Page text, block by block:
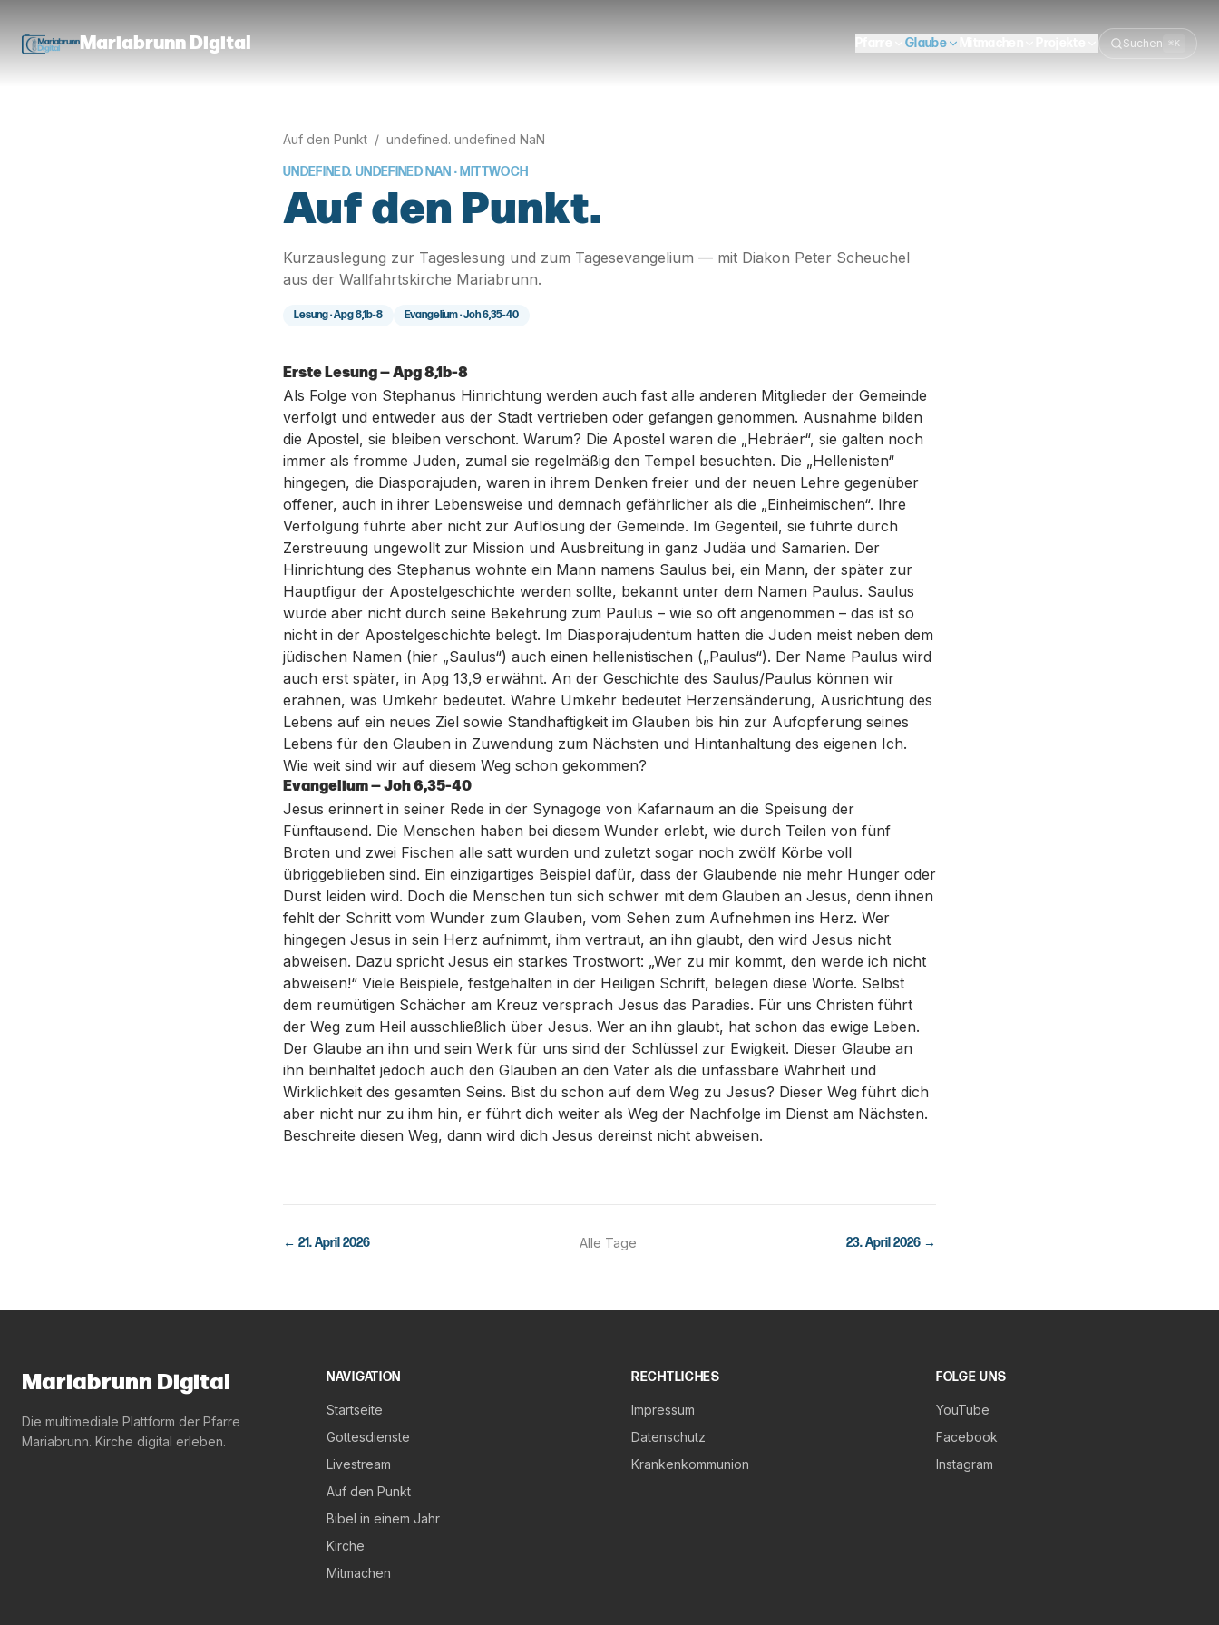
Mariabrunn Digital Glaube Suchen ⌘K
Auf den Punkt / undefined. undefined NaN
UNDEFINED. UNDEFINED NAN · MITTWOCH
Auf den Punkt.
Kurzauslegung zur Tageslesung und zum Tagesevangelium — mit Diakon Peter Scheuchel
aus der Wallfahrtskirche Mariabrunn.
Lesung ·Apg 8,1b-8 Evangelium ·Joh 6,35-40
Erste Lesung — Apg 8,1b-8
Als Folge von Stephanus Hinrichtung werden auch fast alle anderen Mitglieder der Gemeinde
verfolgt und entweder aus der Stadt vertrieben oder gefangen genommen. Ausnahme bilden
die Apostel, sie bleiben verschont. Warum? Die Apostel waren die „Hebräer“, sie galten noch
immer als fromme Juden, zumal sie regelmäßig den Tempel besuchten. Die „Hellenisten“
hingegen, die Diasporajuden, waren in ihrem Denken freier und der neuen Lehre gegenüber
offener, auch in ihrer Lebensweise und demnach gefährlicher als die „Einheimischen“. Ihre
Verfolgung führte aber nicht zur Auflösung der Gemeinde. Im Gegenteil, sie führte durch
Zerstreuung ungewollt zur Mission und Ausbreitung in ganz Judäa und Samarien. Der
Hinrichtung des Stephanus wohnte ein Mann namens Saulus bei, ein Mann, der später zur
Hauptfigur der Apostelgeschichte werden sollte, bekannt unter dem Namen Paulus. Saulus
wurde aber nicht durch seine Bekehrung zum Paulus – wie so oft angenommen – das ist so
nicht in der Apostelgeschichte belegt. Im Diasporajudentum hatten die Juden meist neben dem
jüdischen Namen (hier „Saulus“) auch einen hellenistischen („Paulus“). Der Name Paulus wird
auch erst später, in Apg 13,9 erwähnt. An der Geschichte des Saulus/Paulus können wir
erahnen, was Umkehr bedeutet. Wahre Umkehr bedeutet Herzensänderung, Ausrichtung des
Lebens auf ein neues Ziel sowie Standhaftigkeit im Glauben bis hin zur Aufopferung seines
Lebens für den Glauben in Zuwendung zum Nächsten und Hintanhaltung des eigenen Ich.
Wie weit sind wir auf diesem Weg schon gekommen?
Evangelium — Joh 6,35-40
Jesus erinnert in seiner Rede in der Synagoge von Kafarnaum an die Speisung der
Fünftausend. Die Menschen haben bei diesem Wunder erlebt, wie durch Teilen von fünf
Broten und zwei Fischen alle satt wurden und zuletzt sogar noch zwölf Körbe voll
übriggeblieben sind. Ein einzigartiges Beispiel dafür, dass der Glaubende nie mehr Hunger oder
Durst leiden wird. Doch die Menschen tun sich schwer mit dem Glauben an Jesus, denn ihnen
fehlt der Schritt vom Wunder zum Glauben, vom Sehen zum Aufnehmen ins Herz. Wer
hingegen Jesus in sein Herz aufnimmt, ihm vertraut, an ihn glaubt, den wird Jesus nicht
abweisen. Dazu spricht Jesus ein starkes Trostwort: „Wer zu mir kommt, den werde ich nicht
abweisen!“ Viele Beispiele, festgehalten in der Heiligen Schrift, belegen diese Worte. Selbst
dem reumütigen Schächer am Kreuz versprach Jesus das Paradies. Für uns Christen führt
der Weg zum Heil ausschließlich über Jesus. Wer an ihn glaubt, hat schon das ewige Leben.
Der Glaube an ihn und sein Werk für uns sind der Schlüssel zur Ewigkeit. Dieser Glaube an
ihn beinhaltet jedoch auch den Glauben an den Vater als die unfassbare Wahrheit und
Wirklichkeit des gesamten Seins. Bist du schon auf dem Weg zu Jesus? Dieser Weg führt dich
aber nicht nur zu ihm hin, er führt dich weiter als Weg der Nachfolge im Dienst am Nächsten.
Beschreite diesen Weg, dann wird dich Jesus dereinst nicht abweisen.
← 21. April 2026 Alle Tage 23. April 2026 →
Mariabrunn Digital
Die multimediale Plattform der Pfarre
Mariabrunn. Kirche digital erleben.
NAVIGATION
Startseite
Gottesdienste
Livestream
Auf den Punkt
Bibel in einem Jahr
Kirche
Mitmachen
RECHTLICHES
Impressum
Datenschutz
Krankenkommunion
FOLGE UNS
YouTube
Facebook
Instagram